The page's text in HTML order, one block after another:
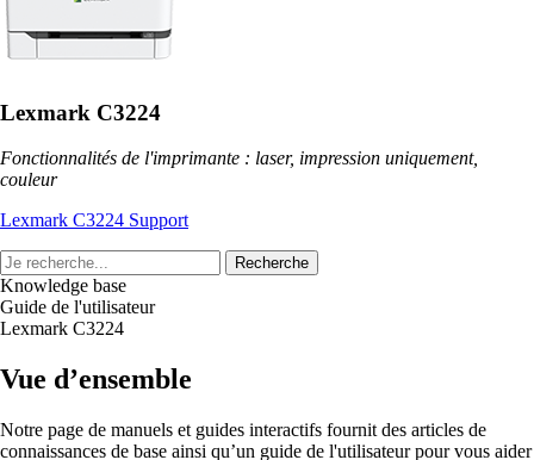
Lexmark C3224
Fonctionnalités de l'imprimante : laser, impression uniquement,
couleur
Lexmark C3224 Support
Recherche
Knowledge base
Guide de l'utilisateur
Lexmark C3224
Vue d’ensemble
Notre page de manuels et guides interactifs fournit des articles de
connaissances de base ainsi qu’un guide de l'utilisateur pour vous aider